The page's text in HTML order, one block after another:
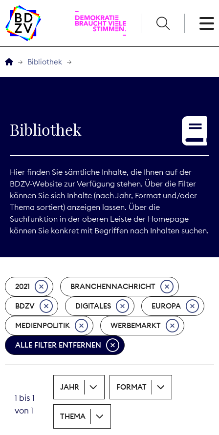
Service
Digitales
Kommunikation
Marktdaten
Nachhaltigkeit
Nachwuchs
Nova Award
Print
Bibliothek
Bibliothek
Hier finden Sie sämtliche Inhalte, die Ihnen auf der
BDZV-Website zur Verfügung stehen. Über die Filter
können Sie sich Inhalte (nach Jahr, Format und/oder
Thema sortiert) anzeigen lassen. Über die
Suchfunktion in der oberen Leiste der Homepage
können Sie konkret mit Begriffen nach Inhalten suchen.
2021 BRANCHENNACHRICHT
BDZV DIGITALES EUROPA
MEDIENPOLITIK WERBEMARKT
ALLE FILTER ENTFERNEN
1 bis 1
von 1
JAHR FORMAT
THEMA